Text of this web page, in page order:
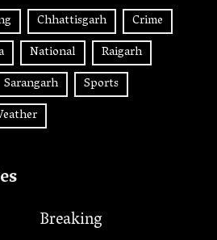
Chhattisgarh
Crime
National
Raigarh
Sarangarh
Sports
Breaking